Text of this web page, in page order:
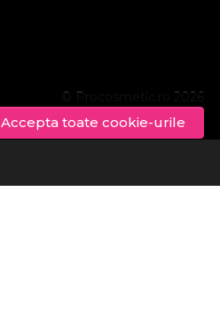
Accepta toate cookie-urile
© Procosmetic.ro 2026